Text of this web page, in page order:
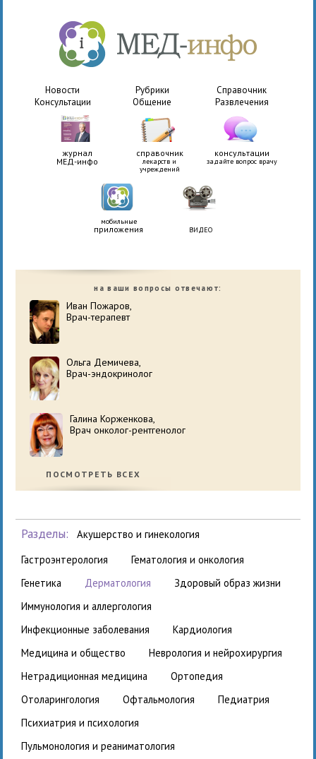
Новости Рубрики
Справочник
Консультации
Общение Развлечения
журнал
МЕД-инфо
справочник
лекарств и
учреждений
консультации
задайте вопрос врачу
мобильные
приложения ВИДЕО
на ваши вопросы отвечают:
Иван Пожаров,
Врач-терапевт
Ольга Демичева,
Врач-эндокринолог
Галина Корженкова,
Врач онколог-рентгенолог
ПОСМОТРЕТЬ ВСЕХ
Разделы:
акушерство и гинекология
гастроэнтерология
гематология и онкология
генетика
дерматология
здоровый образ жизни
иммунология и аллергология
инфекционные заболевания
кардиология
медицина и общество
неврология и нейрохирургия
нетрадиционная медицина
ортопедия
отоларингология
офтальмология
педиатрия
психиатрия и психология
пульмонология и реаниматология